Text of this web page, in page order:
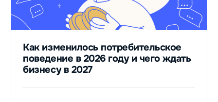
Как изменилось потребительское
поведение в 2026 году и чего ждать
бизнесу в 2027